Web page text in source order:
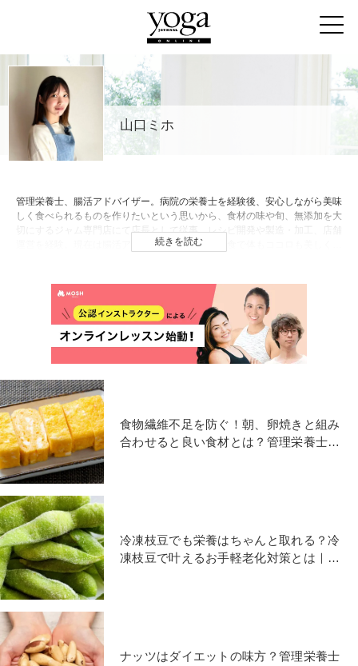
山口ミホ
管理栄養士、腸活アドバイザー。病院の栄養士を経験後、安心しながら美味
しく食べられるものを作りたいという思いから、食材の味や旬、無添加を大
切にするジャム専門店にて店長として従事。レシピ開発や製造・加工、店舗
運営を経験。現在は腸活アドバイザーを取得し、食で体もココロも美しくを
続きを読む
食物繊維不足を防ぐ！朝、卵焼きと組み
合わせると良い食材とは？管理栄養士が
冷凍枝豆でも栄養はちゃんと取れる？冷
凍枝豆で叶えるお手軽老化対策とは｜管
ナッツはダイエットの味方？管理栄養士